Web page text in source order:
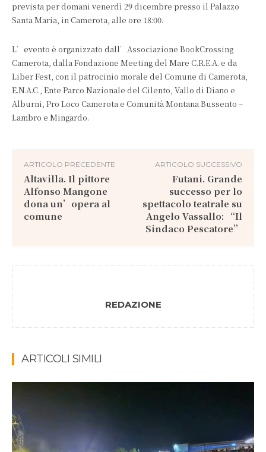
prevista per domani venerdì 29 dicembre presso il Palazzo
Santa Maria, in Camerota, alle ore 18:00.
L’evento è organizzato dall’Associazione BookCrossing
Camerota, dalla Fondazione Meeting del Mare C.R.E.A. e da
Liber Fest, con il patrocinio morale del Comune di Camerota,
E.N.A.C., Ente Parco Nazionale del Cilento, Vallo di Diano e
Alburni, Pro Loco Camerota e Comunità Montana Bussento –
Lambro e Mingardo.
ARTICOLO PRECEDENTE
Altavilla. Il pittore
Alfonso Mangone
dona un’opera al
comune
ARTICOLO SUCCESSIVO
Futani. Grande
successo per lo
spettacolo teatrale su
Angelo Vassallo: “Il
Sindaco Pescatore”
REDAZIONE
ARTICOLI SIMILI